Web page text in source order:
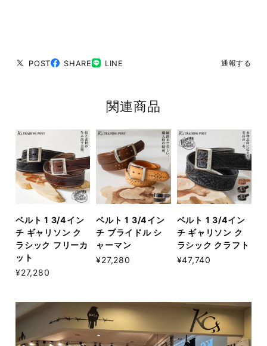
POST SHARE LINE 通報する
関連商品
ベルト 1 3/4イン
チ ギャリソン ク
ラシック フリーカ
ット
¥27,280
ベルト 1 3/4イン
チ ブライドル シ
ャーマン
¥27,280
ベルト 1 3/4イン
チ ギャリソン ク
ラシック クラフト
¥47,740